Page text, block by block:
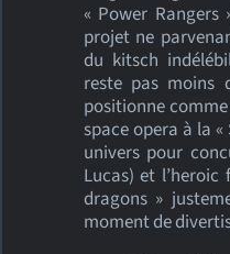
« Power
projet ne
du kitsch
reste pas moins
positionne
space opera à la
univers pour
Lucas) et
dragons »
moment de